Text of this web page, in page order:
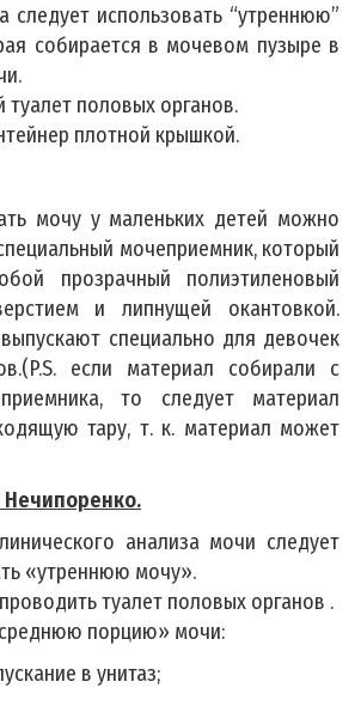
следует использовать “утреннюю”
собирается в мочевом пузыре в
туалет половых органов.
плотной крышкой.
мочу у маленьких детей можно
мочеприемник, который
прозрачный полиэтиленовый
и липнущей окантовкой.
специально для девочек
если материал собирали с
то следует материал
тару, т. к. материал может
анализа мочи следует
«утреннюю мочу».
туалет половых органов .
порцию» мочи:
в унитаз;